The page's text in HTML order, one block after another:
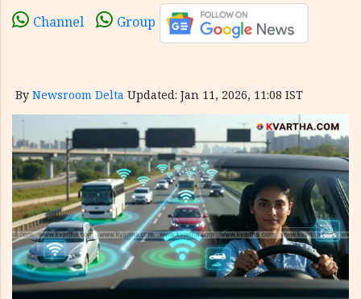
Channel Group
By Newsroom Delta Updated: Jan 11, 2026, 11:08 IST